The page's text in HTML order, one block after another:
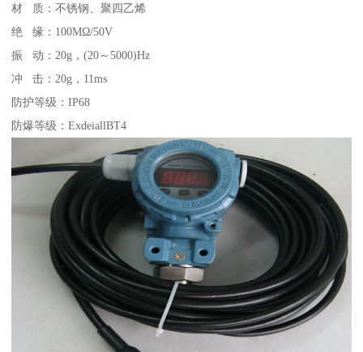
材 质：不锈钢、聚四乙烯
绝 缘：100MΩ/50V
振 动：20g，(20～5000)Hz
冲 击：20g，11ms
防护等级：IP68
防爆等级：ExdeiallBT4